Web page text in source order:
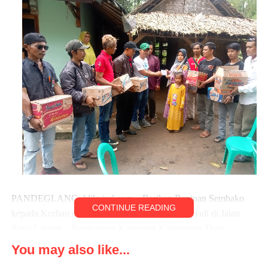
“Atas nama keluarga, kami menyampaikan ucapan terimakasih,
dan penghargaan yang tidak terhingga kepada para wartawan
yang sudah singgah di kediaman untuk memberikan bantuan
semoga Allah berikan keberkahan,” kata Juhri.
PANDEGLANG, klikviral.com – Berikan Bantuan Sembako
kepada Korban dalam Kecelakaan maut yang terjadi di Jalan
Babakanlor Kecamatan Cikeudal Kabupaten Pandeglang
Provinsi Banten Gabungan Wartawan Banten mendatangi rumah
CONTINUE READING
You may also like...